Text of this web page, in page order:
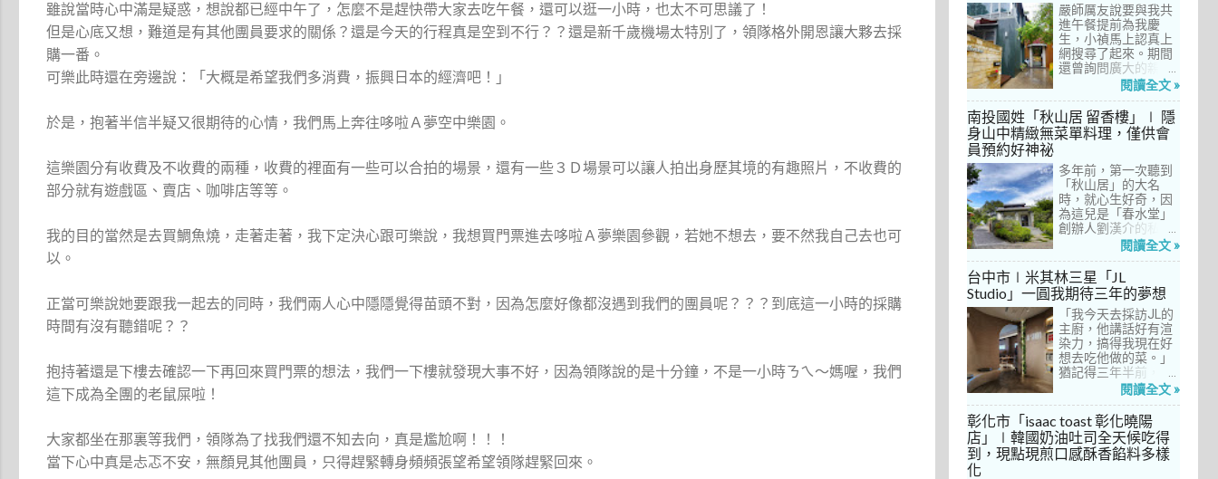
雖說當時心中滿是疑惑，想說都已經中午了，怎麼不是趕快帶大家去吃午餐，還可以逛一小時，也太不可思議了！
但是心底又想，難道是有其他團員要求的關係？還是今天的行程真是空到不行？？還是新千歲機場太特別了，領隊格外開恩讓大夥去採
購一番。
可樂此時還在旁邊說：「大概是希望我們多消費，振興日本的經濟吧！」
於是，抱著半信半疑又很期待的心情，我們馬上奔往哆啦Ａ夢空中樂園。
這樂園分有收費及不收費的兩種，收費的裡面有一些可以合拍的場景，還有一些３Ｄ場景可以讓人拍出身歷其境的有趣照片，不收費的
部分就有遊戲區、賣店、咖啡店等等。
我的目的當然是去買鯛魚燒，走著走著，我下定決心跟可樂說，我想買門票進去哆啦Ａ夢樂園參觀，若她不想去，要不然我自己去也可
以。
正當可樂說她要跟我一起去的同時，我們兩人心中隱隱覺得苗頭不對，因為怎麼好像都沒遇到我們的團員呢？？？到底這一小時的採購
時間有沒有聽錯呢？？
抱持著還是下樓去確認一下再回來買門票的想法，我們一下樓就發現大事不好，因為領隊說的是十分鐘，不是一小時ㄋㄟ～媽喔，我們
這下成為全團的老鼠屎啦！
大家都坐在那裏等我們，領隊為了找我們還不知去向，真是尷尬啊！！！
當下心中真是忐忑不安，無顏見其他團員，只得趕緊轉身頻頻張望希望領隊趕緊回來。
嚴師厲友說要與我共
進午餐提前為我慶
生，小禎馬上認真上
網搜尋了起來。期間
還曾詢問廣大的親友
們有沒有推薦的餐
阿姨及桄甄老師誠懇
給我建議，其他都是
一堆來亂的！哈～ 從
宮」到台中的
「澀」，再比較了幾
間價位較親民的牛排
餐廳……，最終，小禎
選定了阿姨及表弟剛
去吃過的「法森小
館」，理由很簡單：
歐法套餐1680元起的
價位可以接受，而且
不是無菜單料理，從
開胃菜、湯品、主
菜、甜點等，通通可
以選自己喜歡的，小
禎覺得能夠自由搭配
很讚！而且「法森小
館」是台中老字號的
不斷，能夠屹立不搖
這麼多年，一定有它
的道理在呀！
閱讀全文 »
南投國姓「秋山居 留香樓」∣ 隱
身山中精緻無菜單料理，僅供會
員預約好神祕
多年前，第一次聽到
「秋山居」的大名
時，就心生好奇，因
為這兒是「春水堂」
創辦人劉漢介的私人
招待所，只對會員開
自從十多年前搬回彰
化之後，小禎才開始
上春水堂吃飯、喝
茶，有一度還把春水
堂當麵店在吃，每週
到台中上課時，總忍
不住奔入春水堂，點
上一碗「XO醬拌麵」
搭配一杯茶飲，後來
也嘗試過其他茶點，
對春水堂的餐飲很有
信心。因此，一得知
秋山居是春水堂創辦
人開設的，感覺就是
閱讀全文 »
台中市∣米其林三星「JL
Studio」一圓我期待三年的夢想
「我今天去採訪JL的
主廚，他講話好有渲
染力，搞得我現在好
想去吃他做的菜。」
猶記得三年半前，當
米其林評鑑要來台中
做了一次得獎預測，
於是我因為工作踏入
JL Studio，當天回家
之後，我就迫不及待
閱讀全文 »
彰化市「isaac toast 彰化曉陽
店」∣韓國奶油吐司全天候吃得
到，現點現煎口感酥香餡料多樣
化